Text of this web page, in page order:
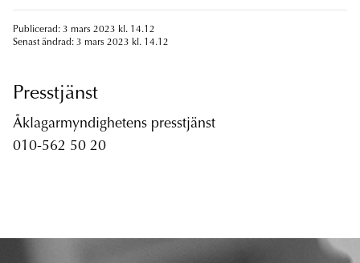
Publicerad: 3 mars 2023 kl. 14.12
Senast ändrad: 3 mars 2023 kl. 14.12
Presstjänst
Åklagarmyndighetens presstjänst
010-562 50 20